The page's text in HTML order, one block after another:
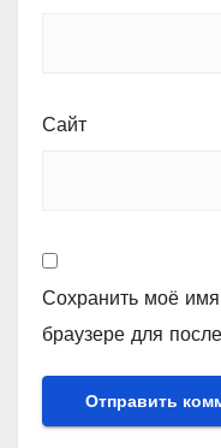
Сайт
Сохранить моё
браузере для